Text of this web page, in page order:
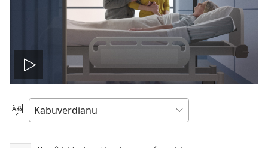
Odja
vídiu
Skodje
Língua